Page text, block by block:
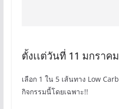
ตั้งเเต่วันที่ 11 มกราค
เลือก 1 ใน 5 เส้นทาง Low
กิจกรรมนี้โดยเฉพาะ!!